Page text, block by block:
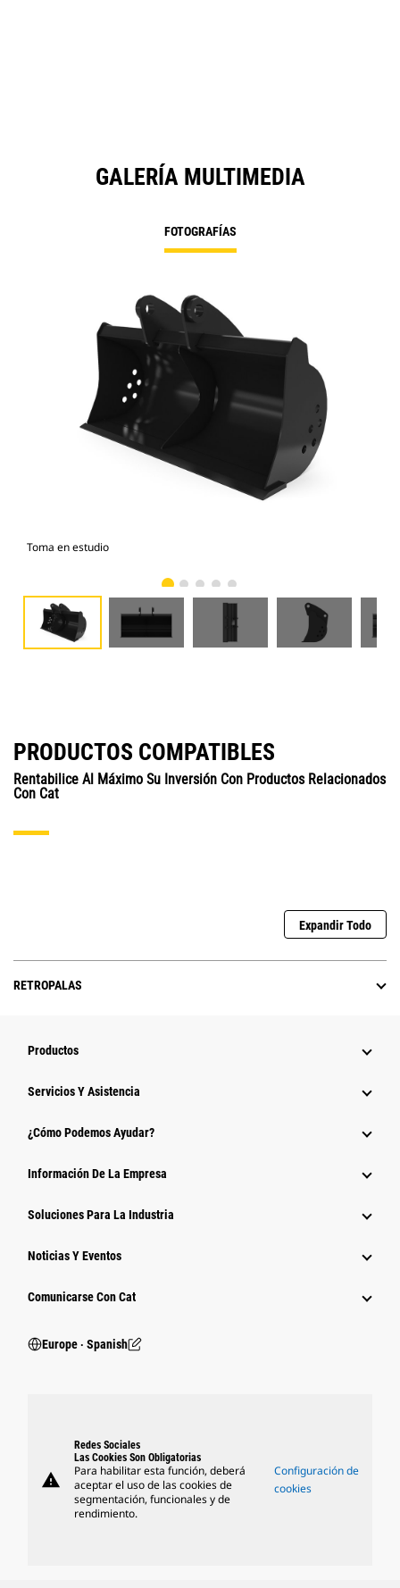
GALERÍA MULTIMEDIA
FOTOGRAFÍAS
Toma en estudio
PRODUCTOS COMPATIBLES
Rentabilice Al Máximo Su Inversión Con Productos Relacionados
Con Cat
Expandir Todo
RETROPALAS
Productos
Servicios Y Asistencia
¿Cómo Podemos Ayudar?
Información De La Empresa
Soluciones Para La Industria
Noticias Y Eventos
Comunicarse Con Cat
Europe ‧ Spanish
warning
Redes Sociales
Las Cookies Son Obligatorias
Para habilitar esta función, deberá
aceptar el uso de las cookies de
segmentación, funcionales y de
rendimiento.
Configuración de
cookies